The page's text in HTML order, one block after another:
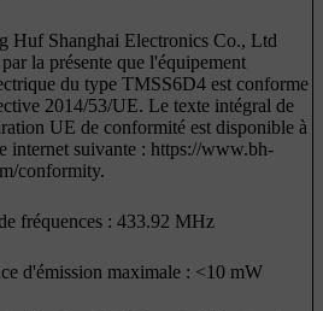
Huf Shanghai Electronics Co., Ltd
la présente que l'équipement
du type TMSS6D4 est conforme
2014/53/UE. Le texte intégral de
UE de conformité est disponible à
internet suivante : https://www.bh-
conformity.
fréquences : 433.92 MHz
d'émission maximale : <10 mW